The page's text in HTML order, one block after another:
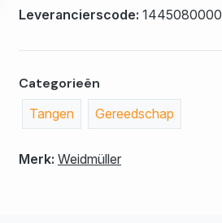
Leverancierscode: 1445080000
Categorieën
Tangen Gereedschap
Merk: Weidmüller